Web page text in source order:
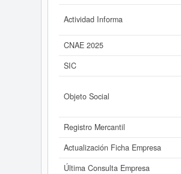
Actividad Informa
CNAE 2025
SIC
Objeto Social
Registro Mercantil
Actualización Ficha Empresa
Última Consulta Empresa